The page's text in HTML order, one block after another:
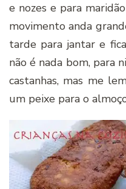
e nozes e para
movimento anda
tarde para jantar e
não é nada bom, para
castanhas, mas me
um peixe para o